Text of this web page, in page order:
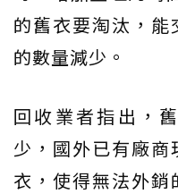
的舊衣要淘汰，
的數量減少。
回收業者指出，
少，國外已有廠
衣，使得無法外